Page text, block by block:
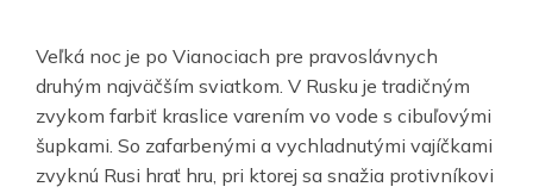
Veľká noc je po Vianociach pre pravoslávnych
druhým najväčším sviatkom. V Rusku je tradičným
zvykom farbiť kraslice varením vo vode s cibuľovými
šupkami. So zafarbenými a vychladnutými vajíčkami
zvyknú Rusi hrať hru, pri ktorej sa snažia protivníkovi